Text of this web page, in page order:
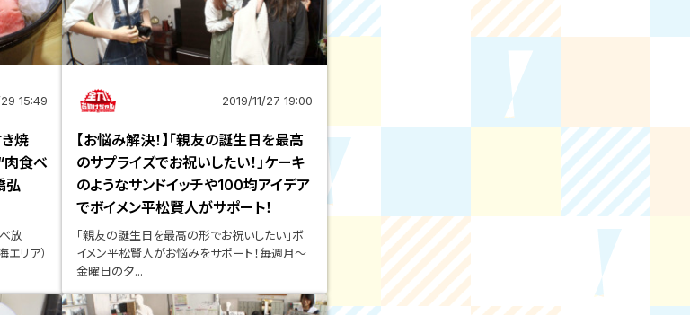
15:49
き焼
肉食べ
弘
放
エリア）
2019/11/27 19:00
【お悩み解決！】「親友の誕生日を最高
のサプライズでお祝いしたい！」ケーキ
のようなサンドイッチや100均アイデア
でボイメン平松賢人がサポート！
「親友の誕生日を最高の形でお祝いしたい」ボ
イメン平松賢人がお悩みをサポート！毎週月～
金曜日の夕...